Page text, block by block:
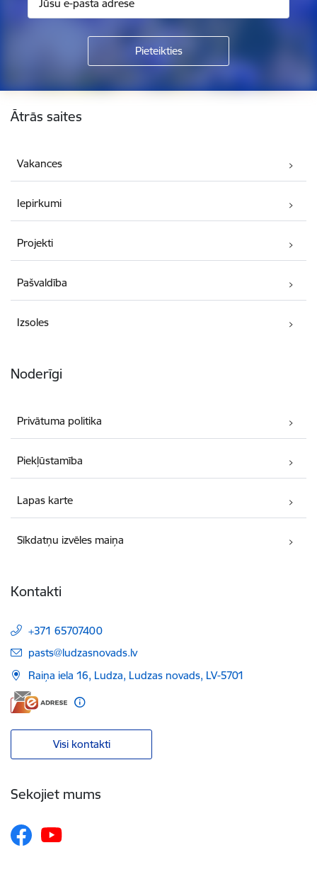
Kājene
Ātrās saites
Vakances
Iepirkumi
Projekti
Pašvaldība
Izsoles
Noderīgi
Privātuma politika
Piekļūstamība
Lapas karte
Sīkdatņu izvēles maiņa
Kontakti
+371 65707400
E-pasts:
pasts@ludzasnovads.lv
Raiņa iela 16, Ludza, Ludzas novads, LV-5701
Visi kontakti
Sekojiet mums